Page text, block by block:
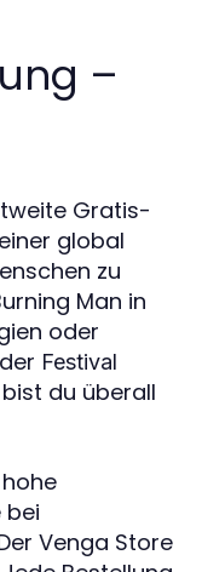
–
Gratis-
global
zu
Man in
oder
Festival
du überall
bei
Venga Store